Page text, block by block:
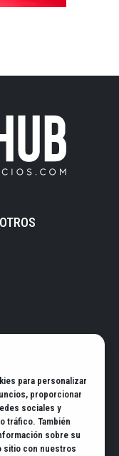
para personalizar
proporcionar
sociales y
tráfico. También
sobre su
sitio con nuestros